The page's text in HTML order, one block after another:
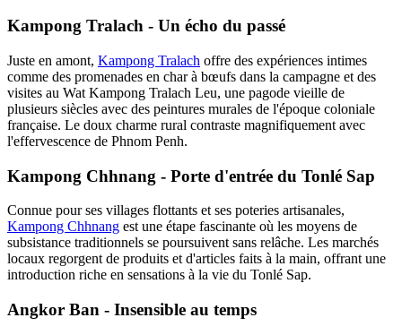
Kampong Tralach - Un écho du passé
Juste en amont, Kampong Tralach offre des expériences intimes
comme des promenades en char à bœufs dans la campagne et des
visites au Wat Kampong Tralach Leu, une pagode vieille de
plusieurs siècles avec des peintures murales de l'époque coloniale
française. Le doux charme rural contraste magnifiquement avec
l'effervescence de Phnom Penh.
Kampong Chhnang - Porte d'entrée du Tonlé Sap
Connue pour ses villages flottants et ses poteries artisanales,
Kampong Chhnang est une étape fascinante où les moyens de
subsistance traditionnels se poursuivent sans relâche. Les marchés
locaux regorgent de produits et d'articles faits à la main, offrant une
introduction riche en sensations à la vie du Tonlé Sap.
Angkor Ban - Insensible au temps